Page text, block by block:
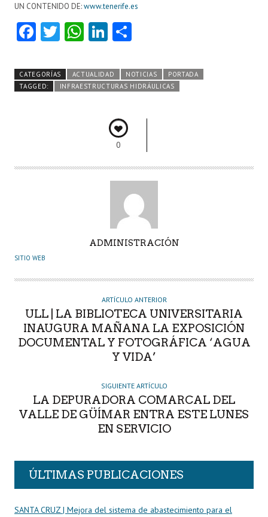
UN CONTENIDO DE:www.tenerife.es
Fa
b
o
T
itt
er
W
ts
A
Li
e
dI
m
pa
CATEGORÍAS ACTUALIDAD NOTICIAS
PORTADA
TAGGED:
INFRAESTRUCTURAS HIDRÁULICAS
0
U
O
ADMINISTRACIÓN
SITIO WEB
ARTÍCULO ANTERIOR
ULL | LA BIBLIOTECA UNIVERSITARIA
INAUGURA MAÑANA LA EXPOSICIÓN
DOCUMENTAL Y FOTOGRÁFICA ‘AGUA
Y VIDA’
SIGUIENTE ARTÍCULO
LA DEPURADORA COMARCAL DEL
VALLE DE GÜÍMAR ENTRA ESTE LUNES
EN SERVICIO
ÚLTIMAS PUBLICACIONES
SANTA CRUZ | Mejora del sistema de abastecimiento para el